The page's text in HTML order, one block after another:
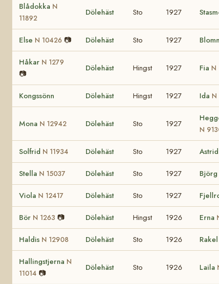
Blådokka N
11892
Dölehäst Sto 1927
Else N 10426 📷 Dölehäst Sto 1927
Håkar N 1279
📷
Dölehäst Hingst 1927 Fia N
Kongssönn Dölehäst Hingst 1927 Ida N
Mona N 12942 Dölehäst Sto 1927
N
Solfrid N 11934 Dölehäst Sto 1927
Stella N 15037 Dölehäst Sto 1927 Björg
Viola N 12417 Dölehäst Sto 1927
Bör N 1263 📷 Dölehäst Hingst 1926 Erna
Haldis N 12908 Dölehäst Sto 1926
Hallingstjerna N
11014 📷
Dölehäst Sto 1926 Laila